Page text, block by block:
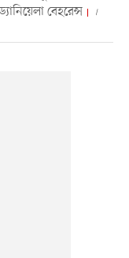
বেহরেন্স
।